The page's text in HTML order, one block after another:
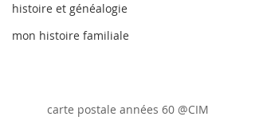
histoire et généalogie
mon histoire familiale
carte postale années 60 @CIM